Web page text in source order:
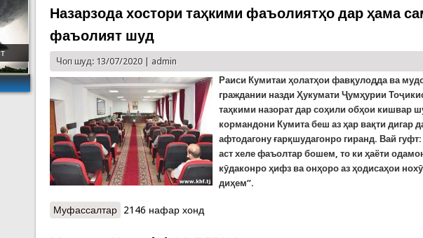
Назарзода хостори таҳкими фаъолиятҳо дар ҳама
фаъолият шуд
Чоп шуд: 13/07/2020 | admin
Раиси Кумитаи ҳолатҳои фавқулодда ва
граждании назди Ҳукумати Ҷумҳурии
таҳкими назорат дар соҳили обҳои кишвар
кормандони Кумита беш аз ҳар вақти дигар
афтодагону ғарқшудагонро гиранд. Вай
аст хеле фаъолтар бошем, то ки ҳаёти
кӯдаконро ҳифз ва онҳоро аз ҳодисаҳои
диҳем”.
Муфассалтар о Ҷаласаи Коллегияи Кумитаи ҳолатҳои фавқулодда. Генерал
2146 нафар хонд